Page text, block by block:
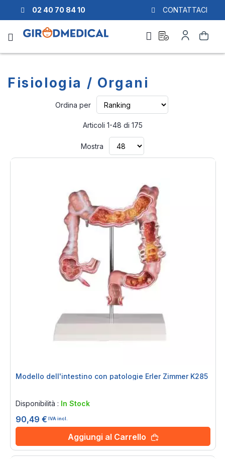
02 40 70 84 10 CONTATTACI
Cerca
preventivo
mio
Account
Fisiologia / Organi
Ordina per
Articoli 1-48 di 175
Mostra
Modello dell'intestino con patologie Erler Zimmer K285
Disponibilità : In Stock
90,49 € IVA incl.
Aggiungi al Carrello